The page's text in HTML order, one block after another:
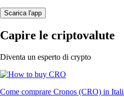
Scarica l'app
Capire le criptovalute
Diventa un esperto di crypto
Come comprare Cronos (CRO) in